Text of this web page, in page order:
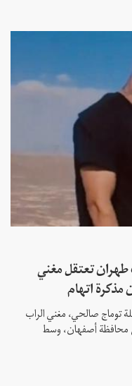
طهران تعتقل مغني
اتهام
توماج صالحي، مغني الراب
في محافظة أصفهان، وسط